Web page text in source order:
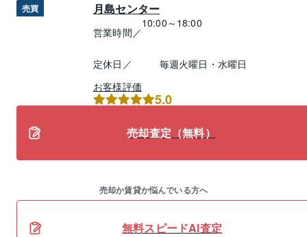
売買 月島センター
営業時間／
10:00～18:00
定休日／
毎週火曜日・水曜日
お客様評価
5.0
売却査定（無料）
売却か賃貸か悩んでいる方へ
無料スピードAI査定